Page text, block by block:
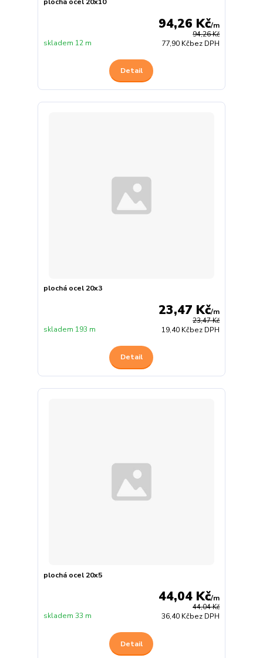
94,26 Kč
94,26 Kč/m
77,90 Kčbez DPH
skladem 12 m
Detail
plochá ocel 20x3
23,47 Kč
23,47 Kč/m
19,40 Kčbez DPH
skladem 193 m
Detail
plochá ocel 20x5
44,04 Kč
44,04 Kč/m
36,40 Kčbez DPH
skladem 33 m
Detail